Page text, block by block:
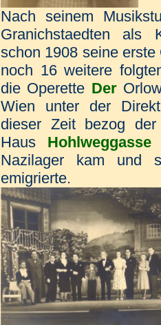
Nach seinem
Granichstaedten als
schon 1908 seine
noch 16 weitere
die Operette Der
Wien unter der
dieser Zeit bezog
Haus Hohlweggasse
Nazilager kam und
emigrierte.